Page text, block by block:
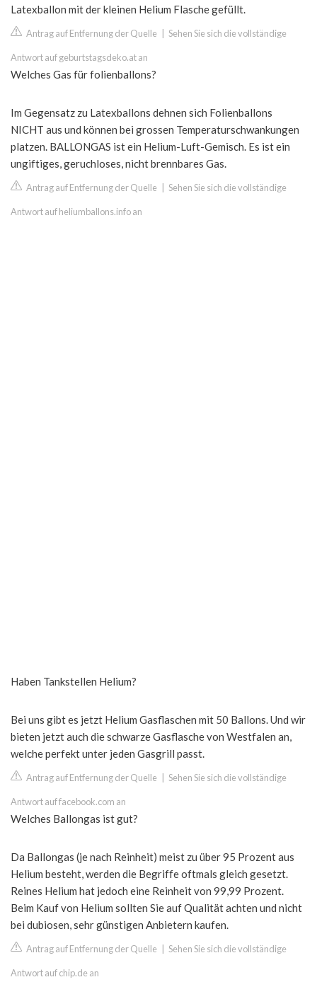
Latexballon mit der kleinen Helium Flasche gefüllt.
Antrag auf Entfernung der Quelle Sehen Sie sich die vollständige
Antwort auf geburtstagsdeko.at an
Welches Gas für folienballons?
Im Gegensatz zu Latexballons dehnen sich Folienballons
NICHT aus und können bei grossen Temperaturschwankungen
platzen. BALLONGAS ist ein Helium-Luft-Gemisch. Es ist ein
ungiftiges, geruchloses, nicht brennbares Gas.
Antrag auf Entfernung der Quelle Sehen Sie sich die vollständige
Antwort auf heliumballons.info an
Haben Tankstellen Helium?
Bei uns gibt es jetzt Helium Gasflaschen mit 50 Ballons. Und wir
bieten jetzt auch die schwarze Gasflasche von Westfalen an,
welche perfekt unter jeden Gasgrill passt.
Antrag auf Entfernung der Quelle Sehen Sie sich die vollständige
Antwort auf facebook.com an
Welches Ballongas ist gut?
Da Ballongas (je nach Reinheit) meist zu über 95 Prozent aus
Helium besteht, werden die Begriffe oftmals gleich gesetzt.
Reines Helium hat jedoch eine Reinheit von 99,99 Prozent.
Beim Kauf von Helium sollten Sie auf Qualität achten und nicht
bei dubiosen, sehr günstigen Anbietern kaufen.
Antrag auf Entfernung der Quelle Sehen Sie sich die vollständige
Antwort auf chip.de an